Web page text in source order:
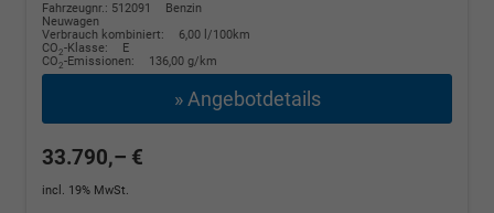
Fahrzeugnr.: 512091
Benzin
Neuwagen
Verbrauch kombiniert:
6,00 l/100km
CO2-Klasse:
E
CO2-Emissionen: 136,00 g/km
» Angebotdetails
33.790,– €
incl. 19% MwSt.